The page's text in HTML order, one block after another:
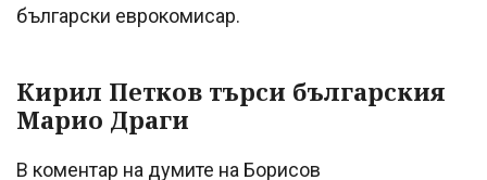
български еврокомисар.
Кирил Петков търси българския
Марио Драги
В коментар на думите на Борисов